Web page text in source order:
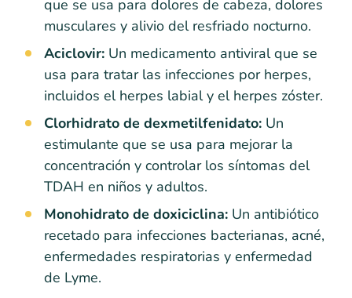
que se usa para dolores de cabeza, dolores
musculares y alivio del resfriado nocturno.
Aciclovir: Un medicamento antiviral que se
usa para tratar las infecciones por herpes,
incluidos el herpes labial y el herpes zóster.
Clorhidrato de dexmetilfenidato: Un
estimulante que se usa para mejorar la
concentración y controlar los síntomas del
TDAH en niños y adultos.
Monohidrato de doxiciclina: Un antibiótico
recetado para infecciones bacterianas, acné,
enfermedades respiratorias y enfermedad
de Lyme.